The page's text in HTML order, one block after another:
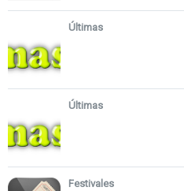
Últimas
Últimas
Festivales